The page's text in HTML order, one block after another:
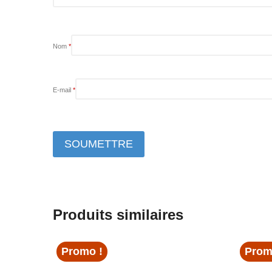
Nom *
E-mail *
Produits similaires
Promo !